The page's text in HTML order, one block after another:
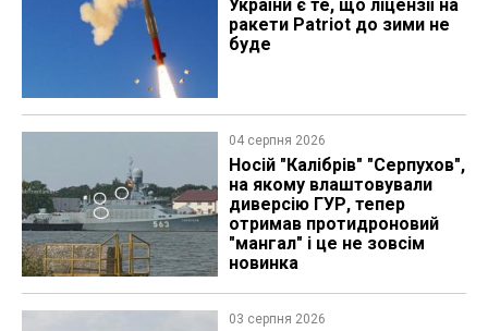
України є те, що ліцензії на
ракети Patriot до зими не
буде
04 серпня 2026
Носій "Калібрів" "Серпухов",
на якому влаштовували
диверсію ГУР, тепер
отримав протидроновий
"мангал" і це не зовсім
новинка
03 серпня 2026